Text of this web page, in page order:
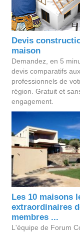
Devis
maison
Demandez, en 5
devis comparatifs aux
professionnels de
région. Gratuit et
engagement.
Les 10 maisons
extraordinaires
membres ...
L'équipe de Forum